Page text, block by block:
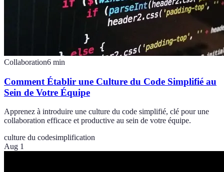
Collaboration6 min
Comment Établir une Culture du Code Simplifié au
Sein de Votre Équipe
Apprenez à introduire une culture du code simplifié, clé pour une
collaboration efficace et productive au sein de votre équipe.
culture du codesimplification
Aug 1